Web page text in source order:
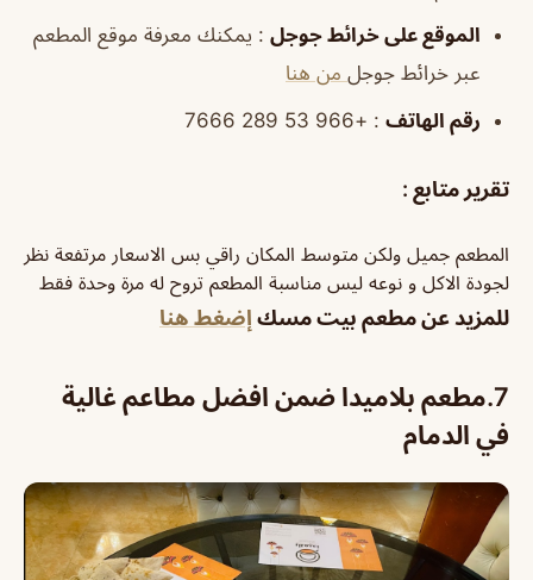
الموقع على خرائط جوجل : يمكنك معرفة موقع المطعم
عبر خرائط جوجل من هنا
رقم الهاتف : +966 53 289 7666
تقرير متابع :
المطعم جميل ولكن متوسط المكان راقي بس الاسعار مرتفعة نظر
لجودة الاكل و نوعه ليس مناسبة المطعم تروح له مرة وحدة فقط
للمزيد عن مطعم بيت مسك إضغط هنا
7.مطعم بلاميدا ضمن افضل مطاعم غالية
في الدمام